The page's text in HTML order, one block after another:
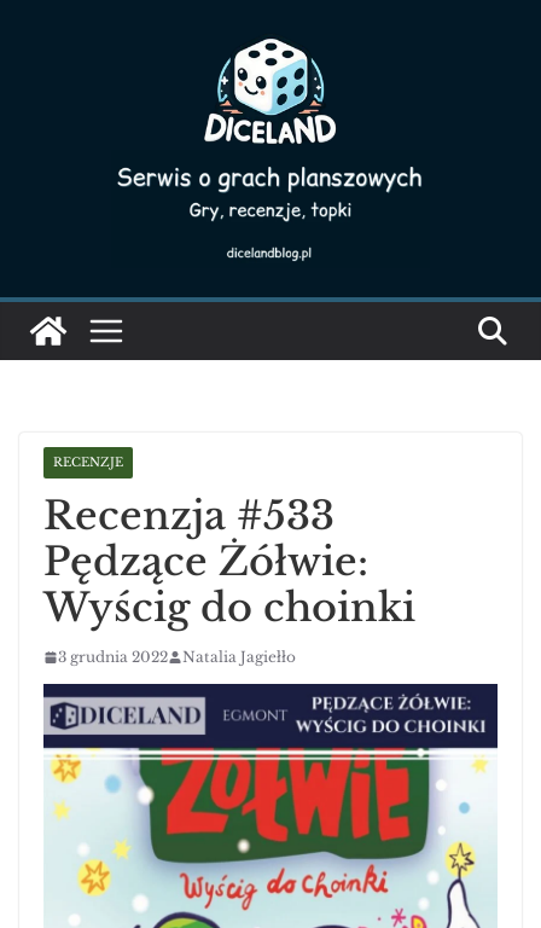
RECENZJE
Recenzja #533
Pędzące Żółwie:
Wyścig do choinki
3 grudnia 2022 Natalia Jagiełło